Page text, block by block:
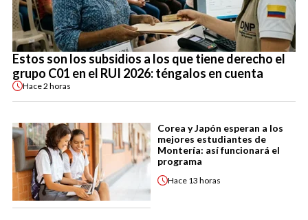
Estos son los subsidios a los que tiene derecho el
grupo C01 en el RUI 2026: téngalos en cuenta
Hace2 horas
Corea y Japón esperan a los
mejores estudiantes de
Montería: así funcionará el
programa
Hace 13 horas